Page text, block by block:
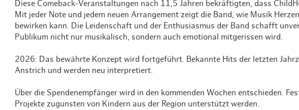
Diese Comeback-Veranstaltungen nach 11,5 Jahren bekräftigten, dass
Mit jeder Note und jedem neuen Arrangement zeigt die Band, wie Musik
bewirken kann. Die Leidenschaft und der Enthusiasmus der Band schafft
Publikum nicht nur musikalisch, sondern auch emotional mitgerissen wird.
2026: Das bewährte Konzept wird fortgeführt. Bekannte Hits der letzten
Anstrich und werden neu interpretiert.
Über die Spendenempfänger wird in den kommenden Wochen entschieden.
Projekte zugunsten von Kindern aus der Region unterstützt werden.